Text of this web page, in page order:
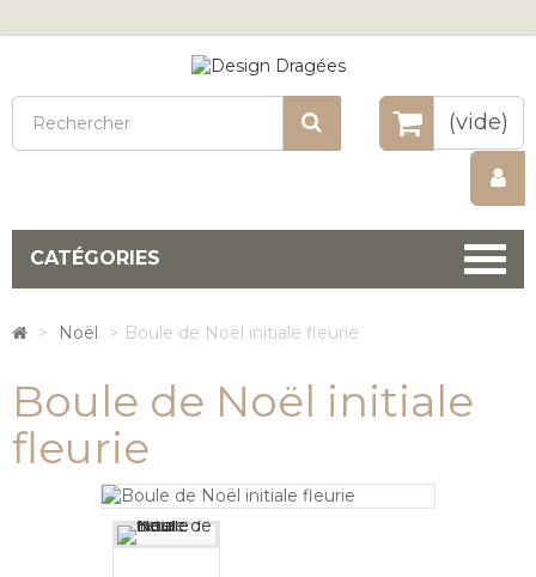
(vide)
Rechercher
CATÉGORIES
> Noël > Boule de Noël initiale fleurie
Boule de Noël initiale
fleurie